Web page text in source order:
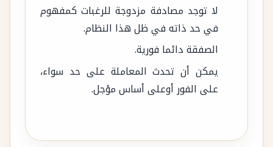
لا توجد مصادفة مزدوجة للرغبات كمفهوم
في حد ذاته في ظل هذا النظام.
الصفقة دائما فورية.
يمكن أن تحدث المعاملة على حد سواء،
على الفور أوعلى أساس مؤجل.